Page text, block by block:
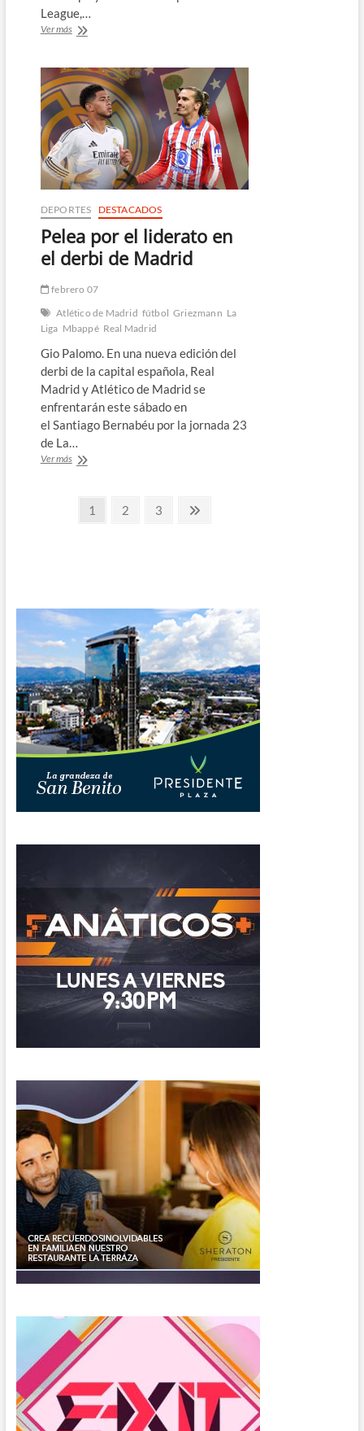
League,…
Ver más¡Una
Real
Madrid
remonta
al
Manchester
City
en
Champions
League
DEPORTES
DESTACADOS
Pelea por el liderato en
el derbi de Madrid
febrero 07
Atlético de Madrid fútbol Griezmann La
Liga Mbappé Real Madrid
Gio Palomo. En una nueva edición del
derbi de la capital española, Real
Madrid y Atlético de Madrid se
enfrentarán este sábado en
el Santiago Bernabéu por la jornada 23
de La…
Ver másPelea
Paginación
Página
1 Página
2 Página
3
Página